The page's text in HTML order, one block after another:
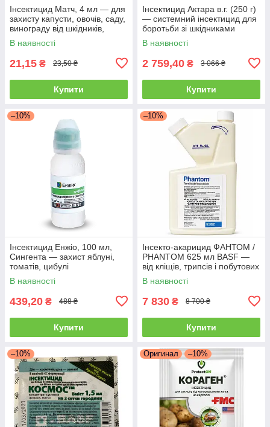
Інсектицид Матч, 4 мл — для
захисту капусти, овочів, саду,
винограду від шкідників,
В наявності
21,15 ₴ 23,50 ₴
Купити
Інсектицид Актара в.г. (250 г)
— системний інсектицид для
боротьби зі шкідниками
овочів і саду
В наявності
2 759,40 ₴ 3 066 ₴
Купити
–10%
Інсектицид Енжіо, 100 мл,
Сингента — захист яблуні,
томатів, цибулі
В наявності
439,20 ₴ 488 ₴
Купити
–10%
Інсекто-акарицид ФАНТОМ /
PHANTOM 625 мл BASF —
від кліщів, трипсів і побутових
шкідників
В наявності
7 830 ₴ 8 700 ₴
Купити
–10% Оригинал –10%